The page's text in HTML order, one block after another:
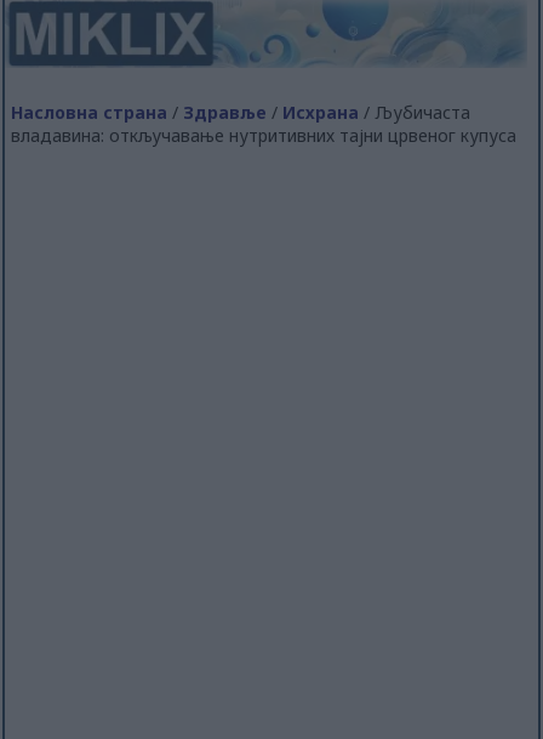
Насловна страна / Здравље / Исхрана / Љубичаста
владавина: откључавање нутритивних тајни црвеног купуса